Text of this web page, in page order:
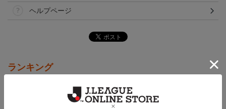
ヘルプページ
ランキング